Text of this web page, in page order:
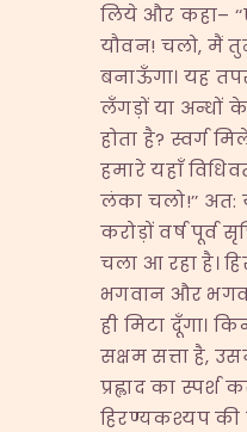
लिये और कहा–
यौवन! चलो, मैं
बनाऊँगा। यह
लँगड़ों या अन्धों
होता है? स्वर्ग
हमारे यहाँ
लंका चलो!’’ अत:
करोड़ों वर्ष पूर्व
चला आ रहा है।
भगवान और
ही मिटा दूँगा।
सक्षम सत्ता है,
प्रह्लाद का स्पर्श
हिरण्यकश्यप की